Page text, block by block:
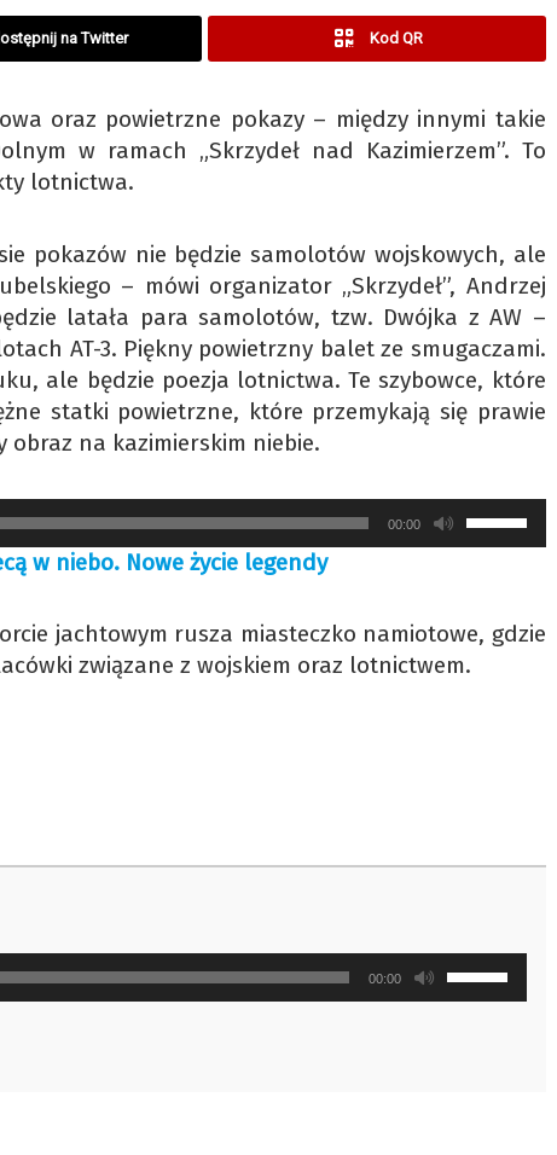
na Twitter Kod QR
oraz powietrzne pokazy – między innymi takie
w ramach „Skrzydeł nad Kazimierzem”. To
lotnictwa.
pokazów nie będzie samolotów wojskowych, ale
– mówi organizator „Skrzydeł”, Andrzej
latała para samolotów, tzw. Dwójka z AW –
AT-3. Piękny powietrzny balet ze smugaczami.
ale będzie poezja lotnictwa. Te szybowce, które
statki powietrzne, które przemykają się prawie
obraz na kazimierskim niebie.
00:00
strzałek
oraz
do
w niebo. Nowe życie legendy
jachtowym rusza miasteczko namiotowe, gdzie
związane z wojskiem oraz lotnictwem.
00:00
strzałek